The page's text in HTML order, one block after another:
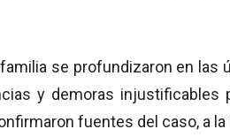
se profundizaron en las
y demoras injustificables
fuentes del caso, a